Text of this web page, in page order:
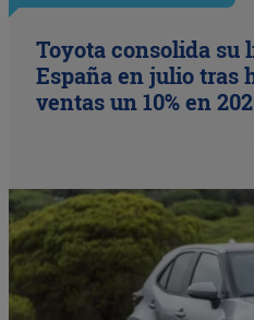
Toyota consolida su
España en julio tras
ventas un 10% en